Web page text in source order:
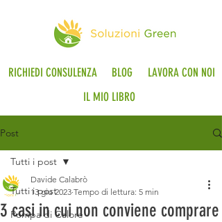
RICHIEDI CONSULENZA BLOG
LAVORA CON NOI
IL MIO LIBRO
Post
Tutti i post
Pompa di Calore
Tutti i post
3 casi in cui non conviene comprare
Davide Calabrò
13 giu 2023 Tempo di lettura: 5 min